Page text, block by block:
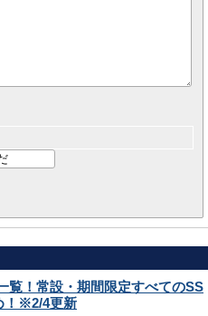
覧！常設・期間限定すべてのSS
！※2/4更新